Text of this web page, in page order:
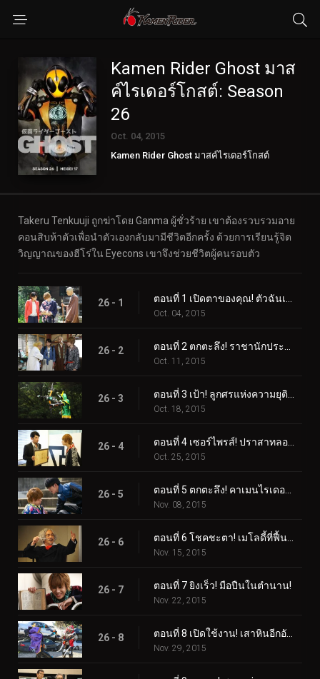
Kamen Rider Ghost มาส
ค์ไรเดอร์โกสต์: Season
26
Oct. 04, 2015
Kamen Rider Ghost มาสค์ไรเดอร์โกสต์
Takeru Tenkuuji ถูกฆ่าโดย Ganma ผู้ชั่วร้าย เขาต้องรวบรวมอาย
คอนสิบห้าตัวเพื่อนำตัวเองกลับมามีชีวิตอีกครั้ง ด้วยการเรียนรู้จิต
วิญญาณของฮีโร่ใน Eyecons เขาจึงช่วยชีวิตผู้คนรอบตัว
26 - 1
Oct. 04, 2015
26 - 2
Oct. 11, 2015
26 - 3
Oct. 18, 2015
26 - 4
Oct. 25, 2015
26 - 5
Nov. 08, 2015
26 - 6
Nov. 15, 2015
26 - 7 ตอนที่ 7 ยิงเร็ว! มือปืนในตำนาน!
Nov. 22, 2015
26 - 8
Nov. 29, 2015